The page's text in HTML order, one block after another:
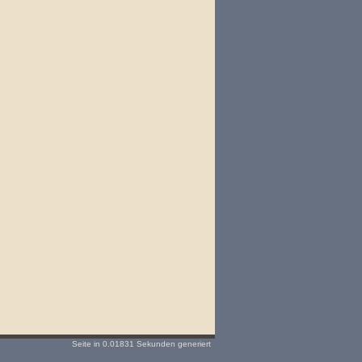
Seite in 0.01831 Sekunden generiert